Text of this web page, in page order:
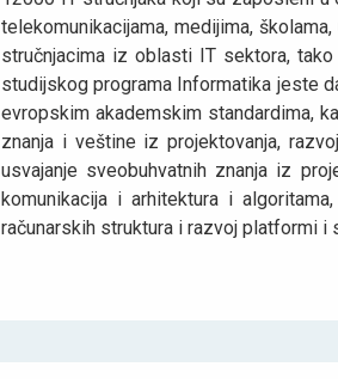
telekomunikacijama, medijima,
stručnjacima iz oblasti IT sektora,
studijskog programa Informatika jeste
evropskim akademskim standardima,
znanja i veštine iz projektovanja,
usvajanje sveobuhvatnih znanja iz
komunikacija i arhitektura i
računarskih struktura i razvoj platformi i